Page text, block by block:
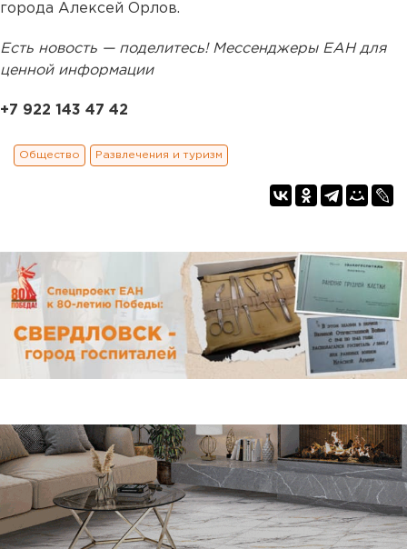
города Алексей Орлов.
Есть новость — поделитесь! Мессенджеры ЕАН для
ценной информации
+7 922 143 47 42
Общество Развлечения и туризм